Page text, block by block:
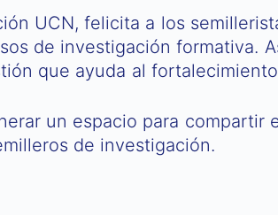
UCN, felicita a los
de investigación formativa.
que ayuda al
un espacio para compartir
de investigación.